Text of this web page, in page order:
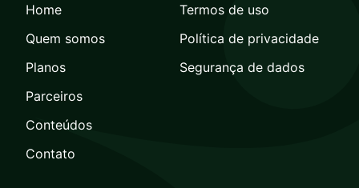
Home
Quem somos
Planos
Parceiros
Conteúdos
Contato
Termos de uso
Política de privacidade
Segurança de dados